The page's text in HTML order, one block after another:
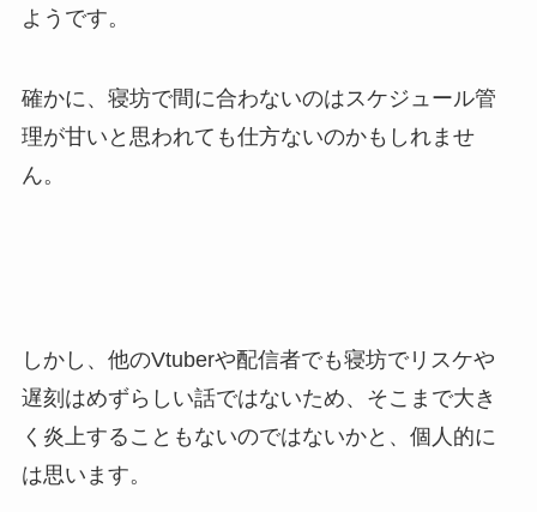
ようです。
確かに、寝坊で間に合わないのはスケジュール管
理が甘いと思われても仕方ないのかもしれませ
ん。
しかし、他のVtuberや配信者でも寝坊でリスケや
遅刻はめずらしい話ではないため、そこまで大き
く炎上することもないのではないかと、個人的に
は思います。